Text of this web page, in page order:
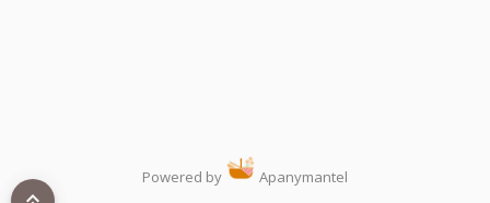
Powered by Apanymantel